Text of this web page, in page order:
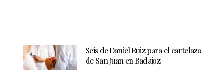
Seis de Daniel Ruiz para el cartelazo
de San Juan en Badajoz